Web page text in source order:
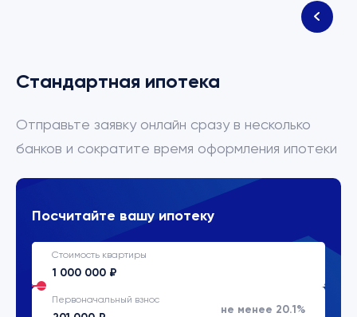
Стандартная ипотека
Отправьте заявку онлайн сразу в несколько
банков и сократите время оформления ипотеки
Посчитайте вашу ипотеку
Стоимость квартиры
Первоначальный взнос
не менее 20.1%